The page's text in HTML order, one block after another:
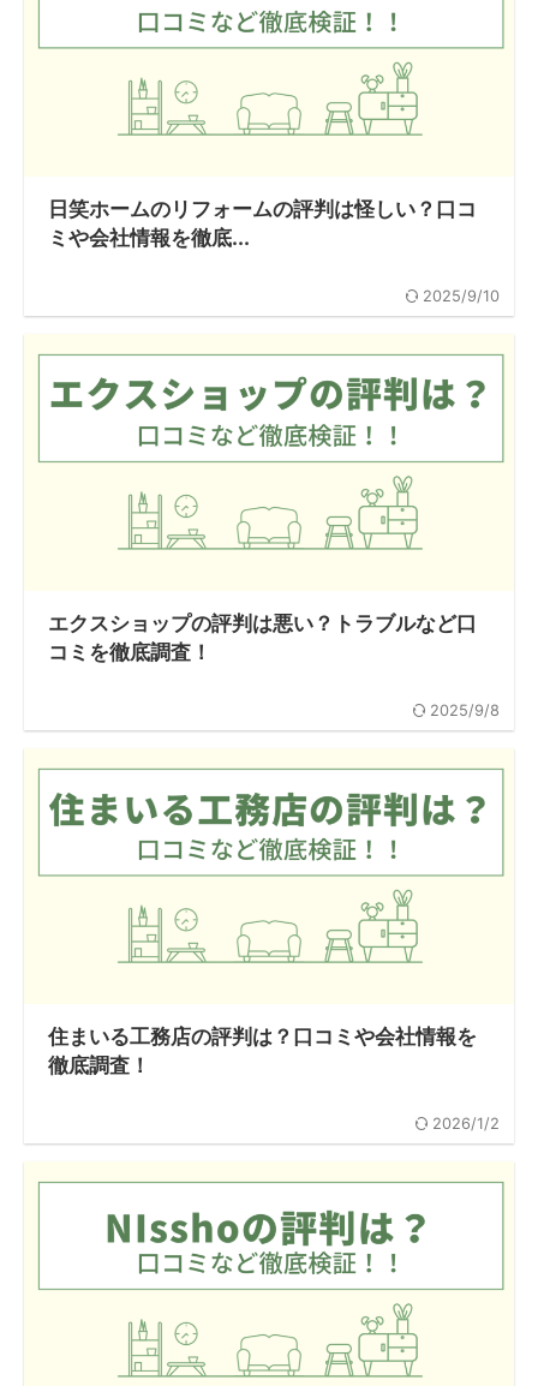
日笑ホームのリフォームの評判は怪しい？口コ
ミや会社情報を徹底...
2025/9/10
エクスショップの評判は悪い？トラブルなど口
コミを徹底調査！
2025/9/8
住まいる工務店の評判は？口コミや会社情報を
徹底調査！
2026/1/2